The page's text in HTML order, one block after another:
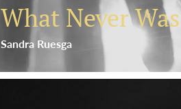
What Never Was
Sandra Ruesga